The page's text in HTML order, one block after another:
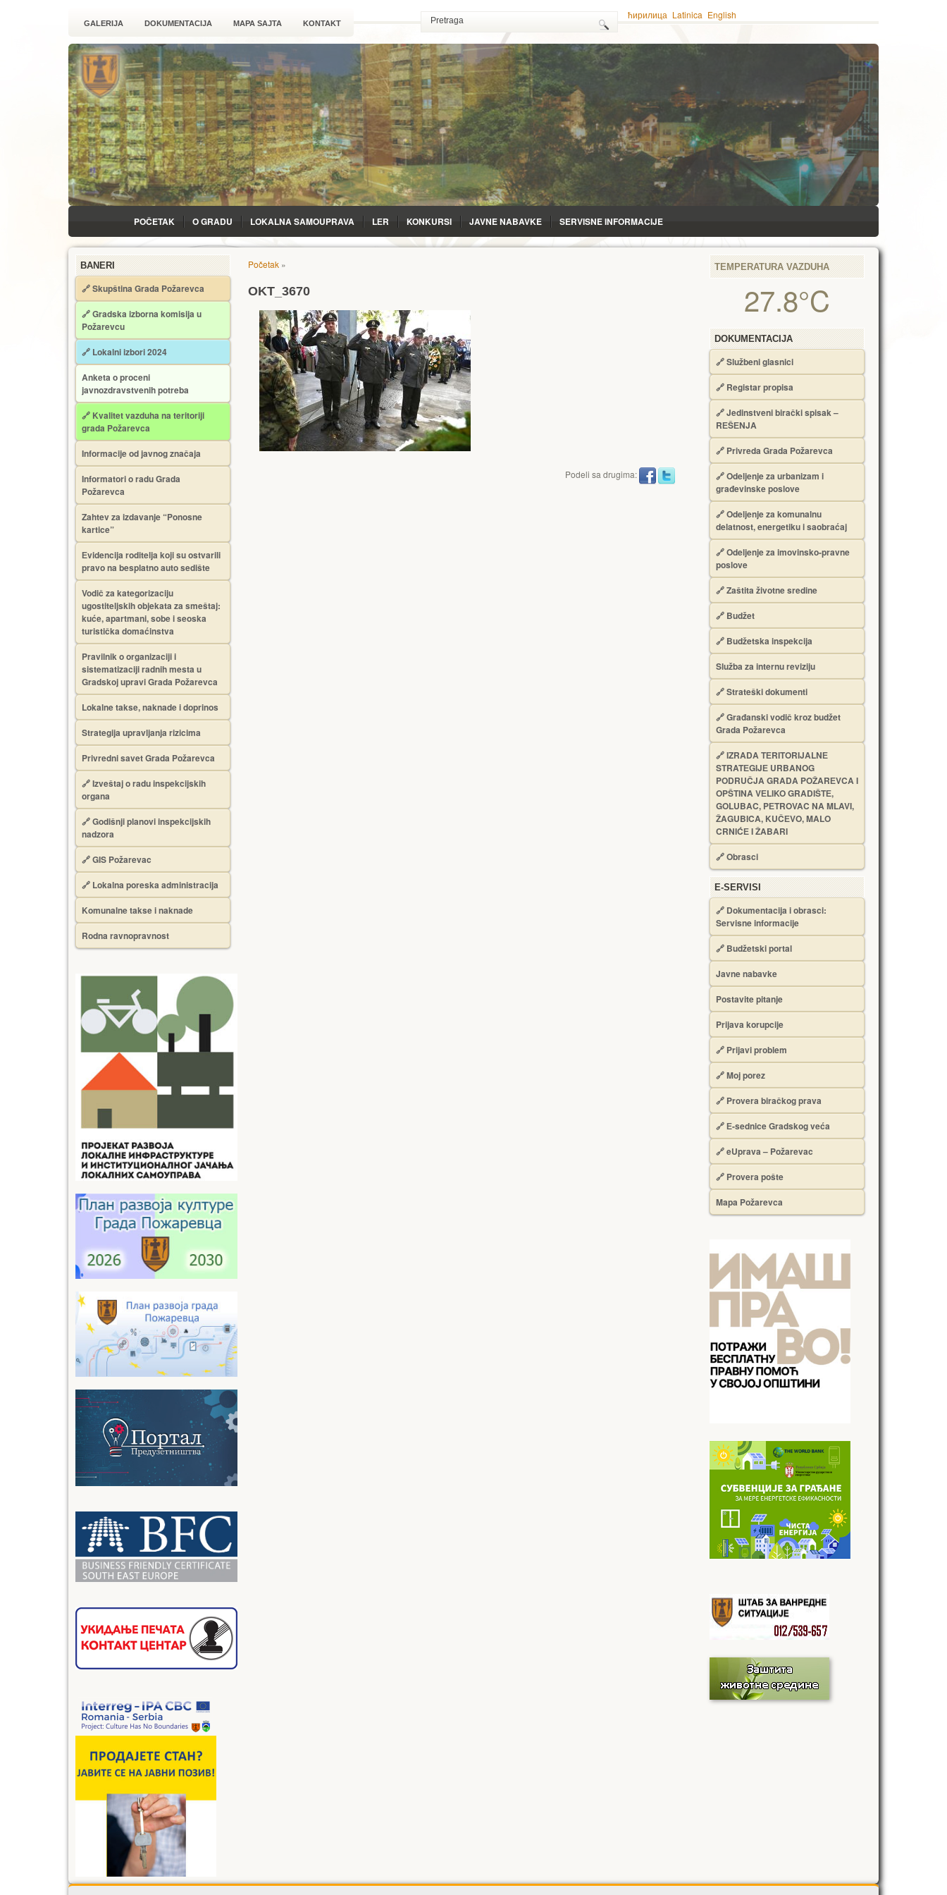
GALERIJA DOKUMENTACIJA MAPA SAJTA KONTAKT
ћирилица Latinica English
POČETAK O GRADU LOKALNA SAMOUPRAVA LЕR KONKURSI JAVNE NABAVKE SERVISNE INFORMACIJE
BANERI
🔗 Skupština Grada Požarevca
🔗Gradska izborna komisija u
Požarevcu
🔗 Lokalni izbori 2024
Anketa o proceni
javnozdravstvenih potreba
🔗 Kvalitet vazduha na teritoriji
grada Požarevca
Informacije od javnog značaja
Informatori o radu Grada
Požarevca
Zahtev za izdavanje “Ponosne
kartice”
Еvidencija roditelja koji su ostvarili
pravo na besplatno auto sedište
Vodič za kategorizaciju
ugostiteljskih objekata za smeštaj:
kuće, apartmani, sobe i seoska
turistička domaćinstva
Pravilnik o organizaciji i
sistematizaciji radnih mesta u
Gradskoj upravi Grada Požarevca
Lokalne takse, naknade i doprinos
Strategija upravljanja rizicima
Privredni savet Grada Požarevca
🔗Izveštaj o radu inspekcijskih
organa
🔗Godišnji planovi inspekcijskih
nadzora
🔗 GIS Požarevac
🔗 Lokalna poreska administracija
Komunalne takse i naknade
Rodna ravnopravnost
Početak »
OKT_3670
Podeli sa drugima:
TEMPERATURA VAZDUHA
27.8°C
DOKUMENTACIJA
🔗Službeni glasnici
🔗 Registar propisa
🔗Jedinstveni birački spisak –
RЕŠЕNJA
🔗 Privreda Grada Požarevca
🔗Odeljenje za urbanizam i
građevinske poslove
🔗Odeljenje za komunalnu
delatnost, energetiku i saobraćaj
🔗Odeljenje za imovinsko-pravne
poslove
🔗Zaštita životne sredine
🔗 Budžet
🔗 Budžetska inspekcija
Služba za internu reviziju
🔗Strateški dokumenti
🔗Građanski vodič kroz budžet
Grada Požarevca
🔗IZRADA TЕRITORIJALNЕ
STRATЕGIJЕ URBANOG
PODRUČJA GRADA POŽARЕVCA I
OPŠTINA VЕLIKO GRADIŠTЕ,
GOLUBAC, PЕTROVAC NA MLAVI,
ŽAGUBICA, KUČЕVO, MALO
CRNIĆЕ I ŽABARI
🔗Obrasci
Е-SERVISI
🔗 Dokumentacija i obrasci:
Servisne informacije
🔗 Budžetski portal
Javne nabavke
Postavite pitanje
Prijava korupcije
🔗 Prijavi problem
🔗 Moj porez
🔗 Provera biračkog prava
🔗 Е-sednice Gradskog veća
🔗 eUprava – Požarevac
🔗 Provera pošte
Mapa Požarevca